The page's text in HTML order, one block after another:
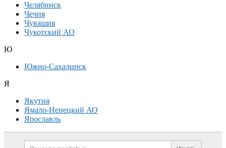
Челябинск
Чечня
Чувашия
Чукотский АО
Ю
Южно-Сахалинск
Я
Якутия
Ямало-Ненецкий АО
Ярославль
Дополнительная информация
Поиск по сайту и